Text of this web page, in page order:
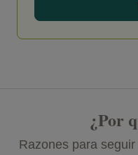
¿Por
Razones para